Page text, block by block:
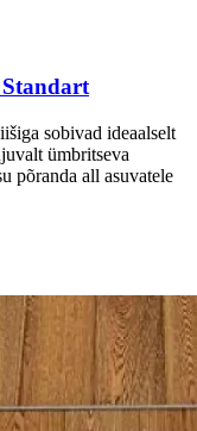
sobivad ideaalselt
ümbritseva
põranda all asuvatele